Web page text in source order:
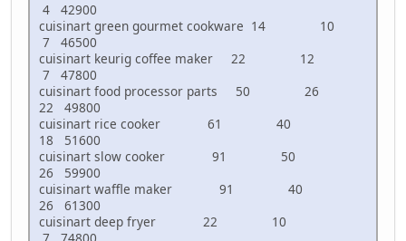
4 42900
cuisinart green gourmet cookware 14 10
7 46500
cuisinart keurig coffee maker 22 12
7 47800
cuisinart food processor parts 50 26
22 49800
cuisinart rice cooker 61 40
18 51600
cuisinart slow cooker 91 50
26 59900
cuisinart waffle maker 91 40
26 61300
cuisinart deep fryer 22 10